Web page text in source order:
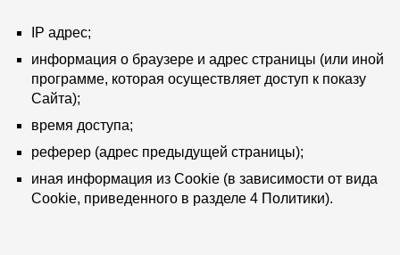
Санкт-Петербург
Контакты
8 800 100 71 45site@docke.ru
Адрес
IP адрес;
информация о браузере и адрес страницы (или иной
программе, которая осуществляет доступ к показу
Сайта);
время доступа;
реферер (адрес предыдущей страницы);
иная информация из Cookie (в зависимости от вида
Cookie, приведенного в разделе 4 Политики).